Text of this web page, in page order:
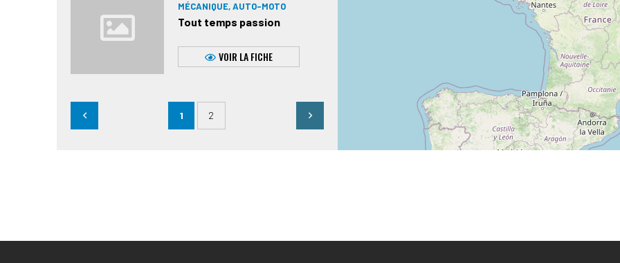
MÉCANIQUE, AUTO-MOTO
Tout temps passion
VOIR LA FICHE
1 2